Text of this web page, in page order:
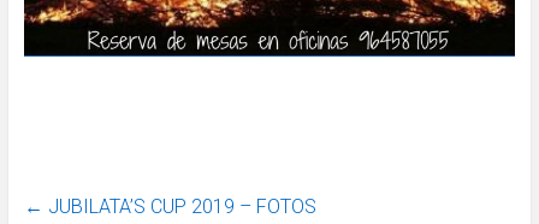
← JUBILATA’S CUP 2019 – FOTOS